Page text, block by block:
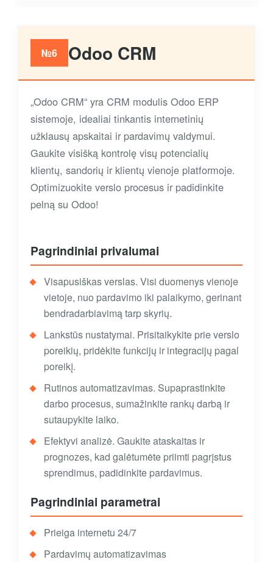
№6 Odoo CRM
„Odoo CRM“ yra CRM modulis Odoo ERP
sistemoje, idealiai tinkantis internetinių
užklausų apskaitai ir pardavimų valdymui.
Gaukite visišką kontrolę visų potencialių
klientų, sandorių ir klientų vienoje platformoje.
Optimizuokite verslo procesus ir padidinkite
pelną su Odoo!
Pagrindiniai privalumai
Visapusiškas verslas. Visi duomenys vienoje
vietoje, nuo pardavimo iki palaikymo, gerinant
bendradarbiavimą tarp skyrių.
Lankstūs nustatymai. Prisitaikykite prie verslo
poreikių, pridėkite funkcijų ir integracijų pagal
poreikį.
Rutinos automatizavimas. Supaprastinkite
darbo procesus, sumažinkite rankų darbą ir
sutaupykite laiko.
Efektyvi analizė. Gaukite ataskaitas ir
prognozes, kad galėtumėte priimti pagrįstus
sprendimus, padidinkite pardavimus.
Pagrindiniai parametrai
Prieiga internetu 24/7
Pardavimų automatizavimas